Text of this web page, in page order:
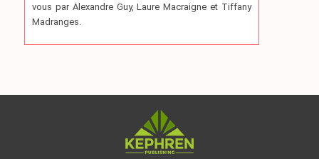
vous par Alexandre Guy, Laure Macraigne et Tiffany
Madranges.